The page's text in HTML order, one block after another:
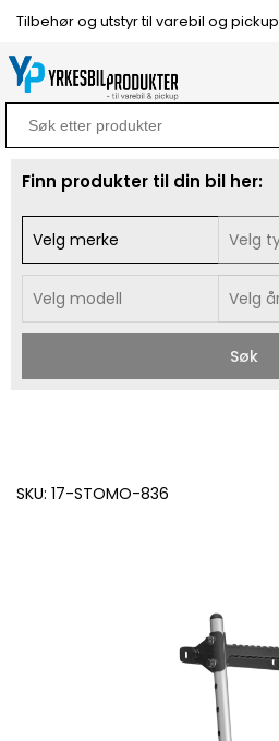
Tilbehør og utstyr til varebil og pickup
Search
for:
Finn produkter til din bil her:
Søk
SKU: 17-STOMO-836